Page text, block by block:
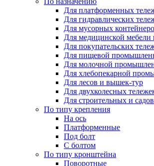
Для платформенных
Для гидравлических
Для мусорных
Для медицинской мебели
Для покупательских
Для пищевой
Для молочной
Для хлебопекарной
Для лесов и вышек-тур
Для двухколесных
Для строительных и
По типу крепления
На ось
Платформенные
Под болт
С болтом
По типу кронштейна
Поворотные